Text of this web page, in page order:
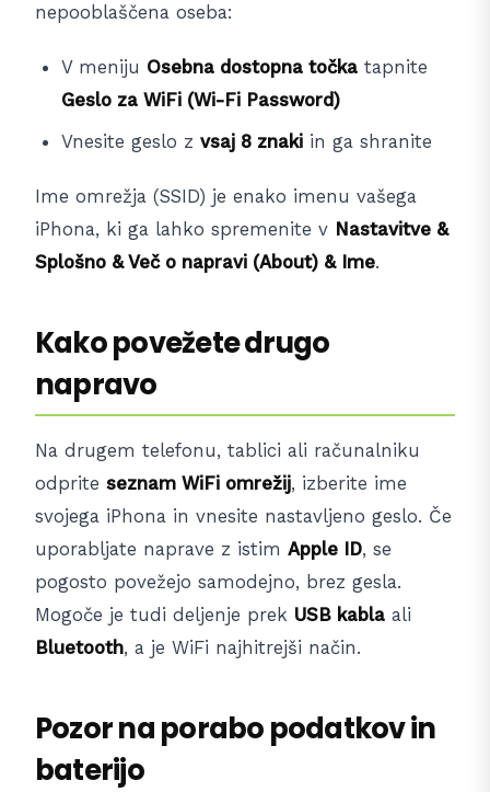
nepooblaščena oseba:
V meniju Osebna dostopna točka tapnite
Geslo za WiFi (Wi-Fi Password)
Vnesite geslo z vsaj 8 znaki in ga shranite
Ime omrežja (SSID) je enako imenu vašega
iPhona, ki ga lahko spremenite v Nastavitve &
Splošno & Več o napravi (About) & Ime.
Kako povežete drugo
napravo
Na drugem telefonu, tablici ali računalniku
odprite seznam WiFi omrežij, izberite ime
svojega iPhona in vnesite nastavljeno geslo. Če
uporabljate naprave z istim Apple ID, se
pogosto povežejo samodejno, brez gesla.
Mogoče je tudi deljenje prek USB kabla ali
Bluetooth, a je WiFi najhitrejši način.
Pozor na porabo podatkov in
baterijo